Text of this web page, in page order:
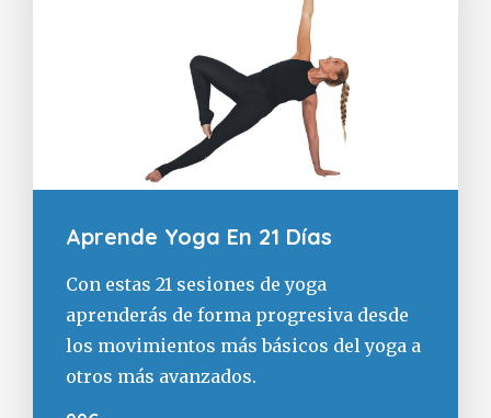
Aprende Yoga En 21 Días
Con estas 21 sesiones de yoga
aprenderás de forma progresiva desde
los movimientos más básicos del yoga a
otros más avanzados.